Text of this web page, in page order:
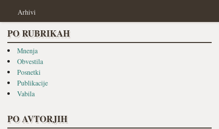
Arhivi
PO RUBRIKAH
Mnenja
Obvestila
Posnetki
Publikacije
Vabila
PO AVTORJIH